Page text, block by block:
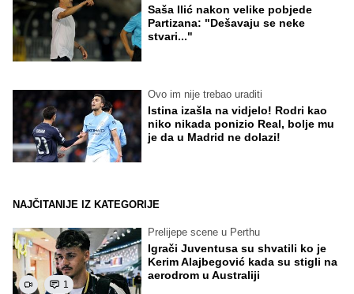
Saša Ilić nakon velike pobjede
Partizana: "Dešavaju se neke
stvari..."
Ovo im nije trebao uraditi
Istina izašla na vidjelo! Rodri kao
niko nikada ponizio Real, bolje mu
je da u Madrid ne dolazi!
NAJČITANIJE IZ KATEGORIJE
1
Prelijepe scene u Perthu
Igrači Juventusa su shvatili ko je
Kerim Alajbegović kada su stigli na
aerodrom u Australiji